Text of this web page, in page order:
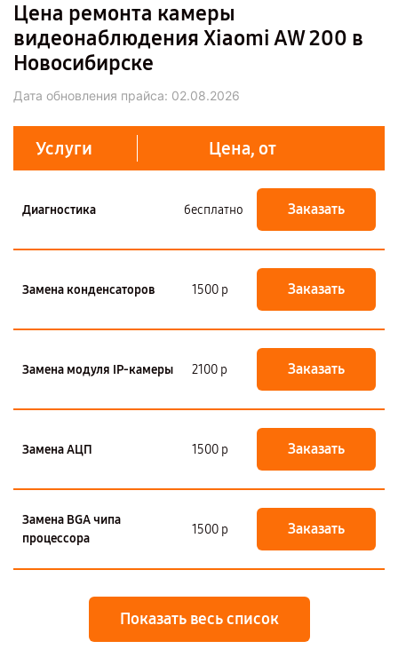
Цена ремонта камеры
видеонаблюдения Xiaomi AW 200 в
Новосибирске
Дата обновления прайса: 02.08.2026
Услуги Цена, от
Диагностика бесплатно Заказать
Замена конденсаторов 1500 р Заказать
Замена модуля IP-камеры 2100 р Заказать
Замена АЦП 1500 р Заказать
Замена BGA чипа
процессора
1500 р Заказать
Показать весь список